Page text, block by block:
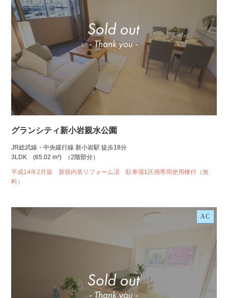
グランシティ新小岩親水公園
JR総武線・中央緩行線 新小岩駅 徒歩18分
3LDK
(65.02 m²) （2階部分）
平成14年2月築 新規内装リフォーム済 駐車場1区画専用使用権付（無
料）
AC